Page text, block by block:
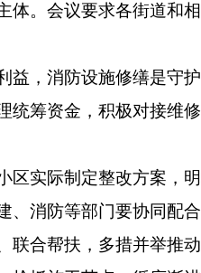
。会议要求各街道和
，消防设施修缮是守
筹资金，积极对接维
际制定整改方案，明
消防等部门要协同配
合帮扶，多措并举推动